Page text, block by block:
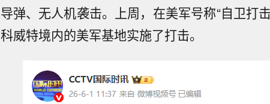
导弹、无人机袭击。上周，在美军号称“自卫打
科威特境内的美军基地实施了打击。